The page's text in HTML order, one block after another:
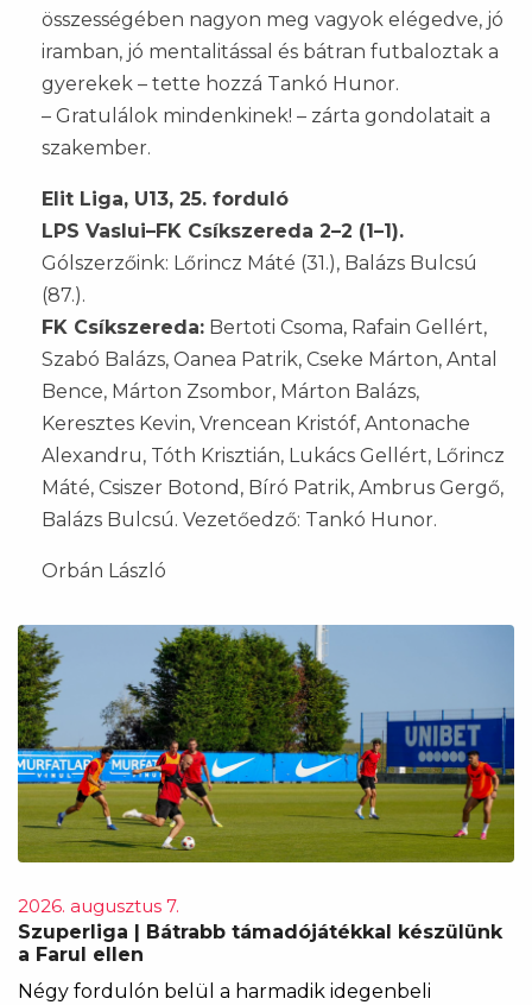
összességében nagyon meg vagyok elégedve, jó
iramban, jó mentalitással és bátran futbaloztak a
gyerekek – tette hozzá Tankó Hunor.
– Gratulálok mindenkinek! – zárta gondolatait a
szakember.
Elit Liga, U13, 25. forduló
LPS Vaslui–FK Csíkszereda 2–2 (1–1).
Gólszerzőink: Lőrincz Máté (31.), Balázs Bulcsú
(87.).
FK Csíkszereda: Bertoti Csoma, Rafain Gellért,
Szabó Balázs, Oanea Patrik, Cseke Márton, Antal
Bence, Márton Zsombor, Márton Balázs,
Keresztes Kevin, Vrencean Kristóf, Antonache
Alexandru, Tóth Krisztián, Lukács Gellért, Lőrincz
Máté, Csiszer Botond, Bíró Patrik, Ambrus Gergő,
Balázs Bulcsú. Vezetőedző: Tankó Hunor.
Orbán László
2026. augusztus 7.
Szuperliga | Bátrabb támadójátékkal készülünk
a Farul ellen
Négy fordulón belül a harmadik idegenbeli